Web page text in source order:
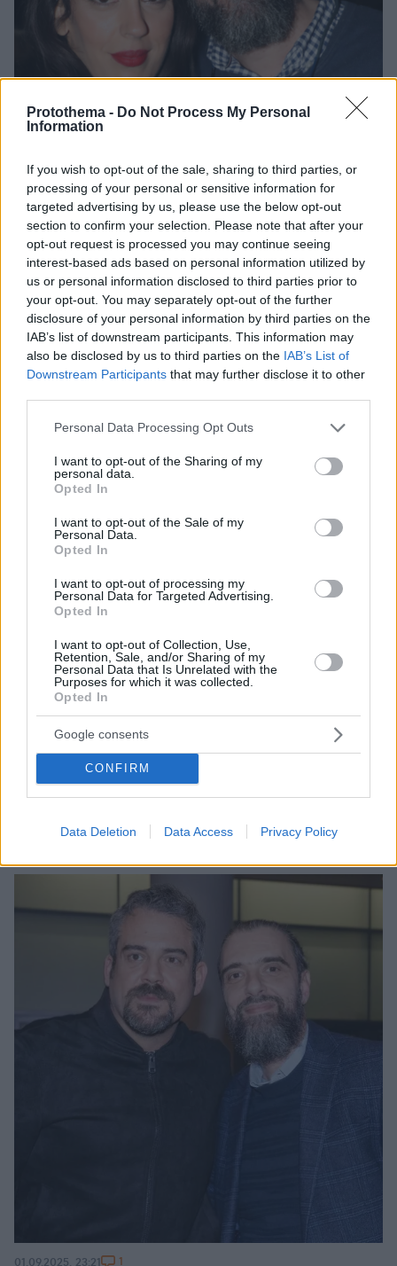
Protothema - Do Not Process My Personal
Information
If you wish to opt-out of the sale, sharing to third parties, or
processing of your personal or sensitive information for
targeted advertising by us, please use the below opt-out
section to confirm your selection. Please note that after your
opt-out request is processed you may continue seeing
interest-based ads based on personal information utilized by
us or personal information disclosed to third parties prior to
your opt-out. You may separately opt-out of the further
disclosure of your personal information by third parties on the
IAB’s list of downstream participants. This information may
also be disclosed by us to third parties on the IAB’s List of
Downstream Participants that may further disclose it to other
Please note that this website/app uses one or more Google
not limited to your visit or usage behaviour. You may click to
grant or deny consent to Google and its third-party tags to
use your data for below specified purposes in below Google
consent section.
Personal Data Processing Opt Outs
I want to opt-out of the Sharing of my
personal data.
Opted In
I want to opt-out of the Sale of my
Personal Data.
Opted In
I want to opt-out of processing my
Personal Data for Targeted Advertising.
Opted In
I want to opt-out of Collection, Use,
Retention, Sale, and/or Sharing of my
Personal Data that Is Unrelated with the
Purposes for which it was collected.
Opted In
Google consents
CONFIRM
Data Deletion Data Access Privacy Policy
Φωτογραφίες: Ο Σωτήρης Τσαφούλιας βρέθηκε στην
πρεμιέρα της συντρόφου του, Άννας Μενενάκου
Το ζευγάρι φωτογραφήθηκε αγκαλιά στο θέατρο
Πειραιώς 131
17.10.2025, 12:50 6
Είναι συχνό φαινόμενο να παρεξηγείται μια ατάκα μου,
δήλωσε ο Σωτήρης Τσαφούλιας
Δημοσιογράφος με μετριότατα ελληνικά προσπάθησε
σκηνοθέτης
01.09.2025, 23:21 1